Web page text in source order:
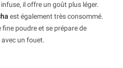
il offre un goût plus léger.
est également très consommé.
poudre et se prépare de
un fouet.